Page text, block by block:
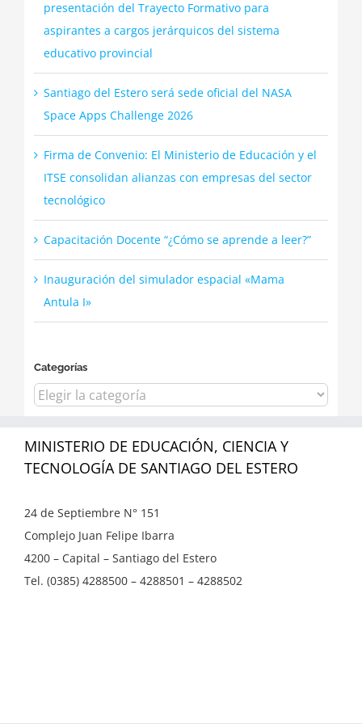
presentación del Trayecto Formativo para
aspirantes a cargos jerárquicos del sistema
educativo provincial
Santiago del Estero será sede oficial del NASA
Space Apps Challenge 2026
Firma de Convenio: El Ministerio de Educación y el
ITSE consolidan alianzas con empresas del sector
tecnológico
Capacitación Docente “¿Cómo se aprende a leer?”
Inauguración del simulador espacial «Mama
Antula I»
Categorías
Categorías
MINISTERIO DE EDUCACIÓN, CIENCIA Y
TECNOLOGÍA DE SANTIAGO DEL ESTERO
24 de Septiembre N° 151
Complejo Juan Felipe Ibarra
4200 – Capital – Santiago del Estero
Tel. (0385) 4288500 – 4288501 – 4288502